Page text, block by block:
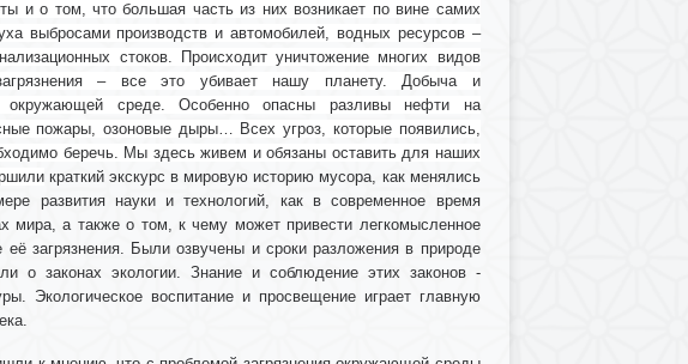
и о том, что большая часть из них возникает по вине самих
выбросами производств и автомобилей, водных ресурсов –
стоков. Происходит уничтожение многих видов
– все это убивает нашу планету. Добыча и
окружающей среде. Особенно опасны разливы нефти на
пожары, озоновые дыры… Всех угроз, которые появились,
беречь. Мы здесь живем и обязаны оставить для наших
краткий экскурс в мировую историю мусора, как менялись
развития науки и технологий, как в современное время
мира, а также о том, к чему может привести легкомысленное
загрязнения. Были озвучены и сроки разложения в природе
о законах экологии. Знание и соблюдение этих законов -
Экологическое воспитание и просвещение играет главную